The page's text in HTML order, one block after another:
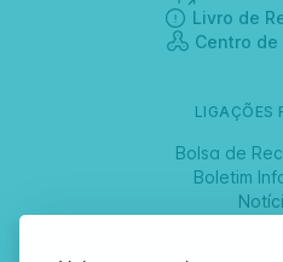
Livro de
Centro
LIGAÇÕES
Bolsa de
Boletim